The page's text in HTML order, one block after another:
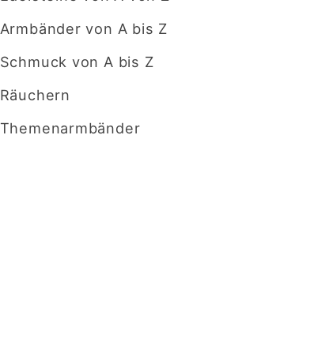
Armbänder von A bis Z
Schmuck von A bis Z
Räuchern
Themenarmbänder